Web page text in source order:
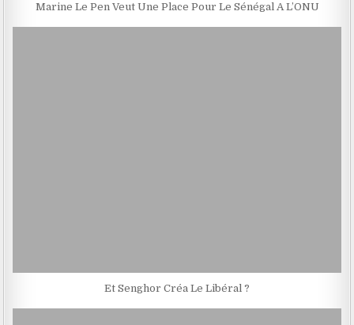
Marine Le Pen Veut Une Place Pour Le Sénégal A L’ONU
Et Senghor Créa Le Libéral ?